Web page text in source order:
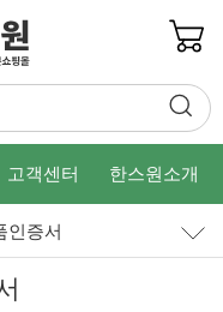
고객센터 한스원소개
인증서